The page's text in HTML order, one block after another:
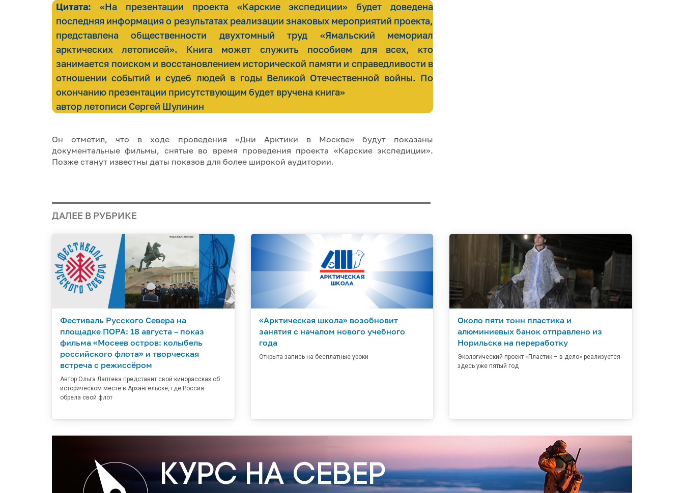
Цитата: «На презентации проекта «Карские экспедиции» будет доведена
последняя информация о результатах реализации знаковых мероприятий проекта,
представлена общественности двухтомный труд «Ямальский мемориал
арктических летописей». Книга может служить пособием для всех, кто
занимается поиском и восстановлением исторической памяти и справедливости в
отношении событий и судеб людей в годы Великой Отечественной войны. По
окончанию презентации присутствующим будет вручена книга»
автор летописи Сергей Шулинин
Он отметил, что в ходе проведения «Дни Арктики в Москве» будут показаны
документальные фильмы, снятые во время проведения проекта «Карские экспедиции».
Позже станут известны даты показов для более широкой аудитории.
ДАЛЕЕ В РУБРИКЕ
Фестиваль Русского Севера на
площадке ПОРА: 18 августа – показ
фильма «Мосеев остров: колыбель
российского флота» и творческая
встреча с режиссёром
Автор Ольга Лаптева представит свой кинорассказ об
историческом месте в Архангельске, где Россия
обрела свой флот
«Арктическая школа» возобновит
занятия с началом нового учебного
года
Открыта запись на бесплатные уроки
Около пяти тонн пластика и
алюминиевых банок отправлено из
Норильска на переработку
Экологический проект «Пластик – в дело» реализуется
здесь уже пятый год